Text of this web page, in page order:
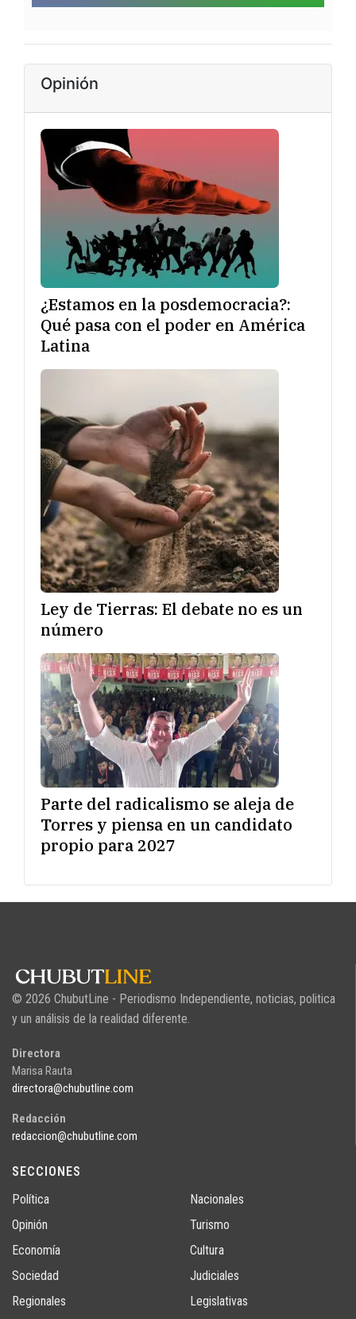
Opinión
¿Estamos en la posdemocracia?:
Qué pasa con el poder en América
Latina
Ley de Tierras: El debate no es un
número
Parte del radicalismo se aleja de
Torres y piensa en un candidato
propio para 2027
© 2026 ChubutLine - Periodismo Independiente, noticias, politica
y un análisis de la realidad diferente.
Directora
Marisa Rauta
directora@chubutline.com
Redacción
redaccion@chubutline.com
SECCIONES
Política
Opinión
Economía
Sociedad
Regionales
Nacionales
Turismo
Cultura
Judiciales
Legislativas